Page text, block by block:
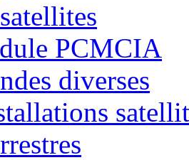
PCMCIA
diverses